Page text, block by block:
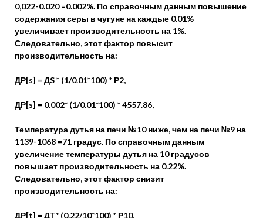
0,022-0.020 =0.002%. По справочным данным повышение
содержания серы в чугуне на каждые 0.01%
увеличивает производительность на 1%.
Следовательно, этот фактор повысит
производительность на:
ДР[s] = ДS * (1/0.01*100) * Р2,
ДР[s] = 0.002* (1/0.01*100) * 4557.86,
Температура дутья на печи №10 ниже, чем на печи №9 на
1139-1068 =71 градус. По справочным данным
увеличение температуры дутья на 10 градусов
повышает производительность на 0.22%.
Следовательно, этот фактор снизит
производительность на:
ДР[t] = ДT* (0.22/10*100) * Р10,